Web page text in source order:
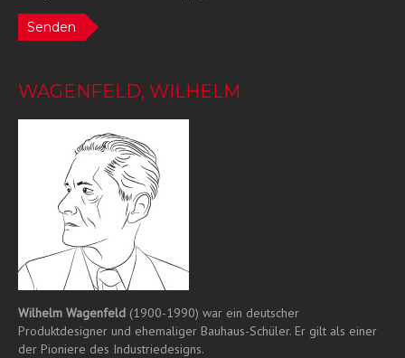
Senden
WAGENFELD, WILHELM
Wilhelm Wagenfeld (1900-1990) war ein deutscher
Produktdesigner und ehemaliger Bauhaus-Schüler. Er gilt als einer
der Pioniere des Industriedesigns.